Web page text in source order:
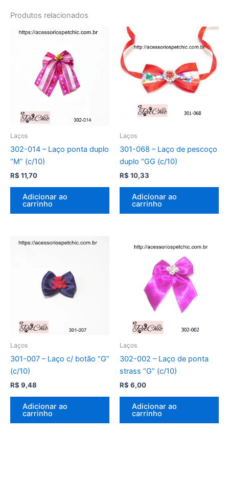
Produtos relacionados
Laços
302-014 – Laço ponta duplo
“M” (c/10)
R$ 11,70
Adicionar ao
carrinho
Laços
301-068 – Laço de pescoço
duplo “GG (c/10)
R$ 10,33
Adicionar ao
carrinho
Laços
301-007 – Laço c/ botão “G”
(c/10)
R$ 9,48
Adicionar ao
carrinho
Laços
302-002 – Laço de ponta
strass “G” (c/10)
R$ 6,00
Adicionar ao
carrinho